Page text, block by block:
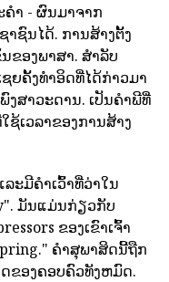
າ - ຜົນມາຈາກ
ຊົນໄດ້. ການສ້າງຕັ້ງ
ຂອງພາສາ. ສໍາລັບ
ຍຄັ້ງທໍາອິດທີ່ໄດ້ກ່າວມາ
ງສາວະດານ. ເປັນຄໍາພີທີ່
ຊ້ເວລາຂອງການສ້າງ
ະມີຄໍາເວົ້າທີ່ວ່າໃນ
ມັນແມ່ນກ່ຽວກັບ
ຂອງເຂົາເຈົ້າ
ຄໍາສຸພາສິດນີ້ຖືກ
ຂອງຄອບຄົວທັງຫມົດ.